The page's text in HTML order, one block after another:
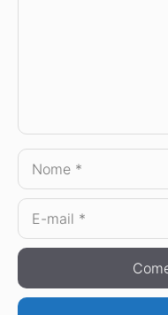
Nome
E-
mail